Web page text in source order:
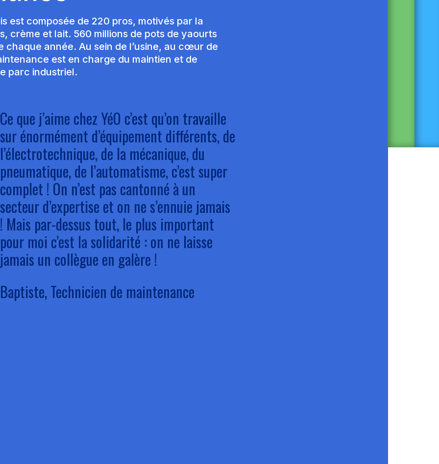
est composée de 220 pros, motivés par la
crème et lait. 560 millions de pots de yaourts
chaque année. Au sein de l’usine, au cœur de
est en charge du maintien et de
parc industriel.
Ce que j’aime chez YéO c’est qu’on travaille
sur énormément d’équipement différents, de
l’électrotechnique, de la mécanique, du
pneumatique, de l’automatisme, c’est super
complet ! On n’est pas cantonné à un
secteur d’expertise et on ne s’ennuie jamais
! Mais par-dessus tout, le plus important
pour moi c’est la solidarité : on ne laisse
jamais un collègue en galère !
Baptiste, Technicien de maintenance